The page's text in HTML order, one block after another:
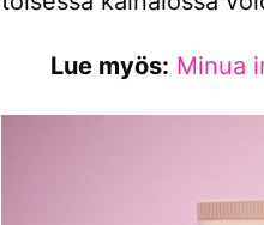
Lue myös: Minua